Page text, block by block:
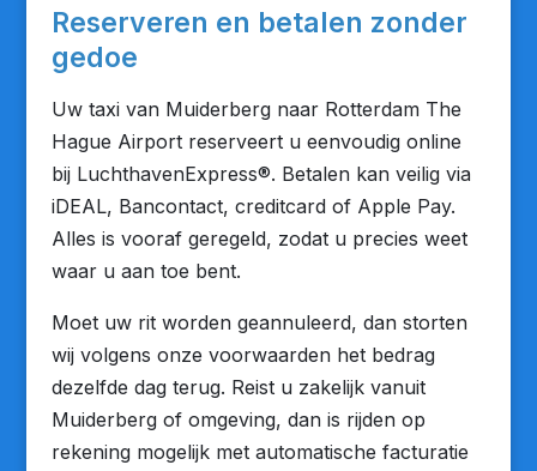
Reserveren en betalen zonder
gedoe
Uw taxi van Muiderberg naar Rotterdam The
Hague Airport reserveert u eenvoudig online
bij LuchthavenExpress®. Betalen kan veilig via
iDEAL, Bancontact, creditcard of Apple Pay.
Alles is vooraf geregeld, zodat u precies weet
waar u aan toe bent.
Moet uw rit worden geannuleerd, dan storten
wij volgens onze voorwaarden het bedrag
dezelfde dag terug. Reist u zakelijk vanuit
Muiderberg of omgeving, dan is rijden op
rekening mogelijk met automatische facturatie